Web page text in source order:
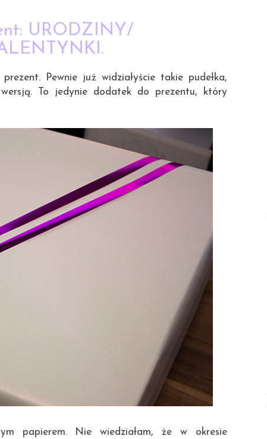
URODZINY/
Pewnie już widziałyście takie pudełka,
To jedynie dodatek do prezentu, który
papierem. Nie wiedziałam, że w okresie